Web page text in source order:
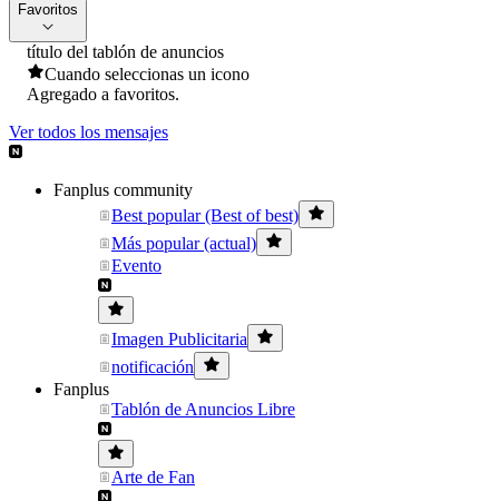
Favoritos
título del tablón de anuncios
Cuando seleccionas un icono
Agregado a favoritos.
Ver todos los mensajes
Fanplus community
Best popular (Best of best)
Más popular (actual)
Evento
Imagen Publicitaria
notificación
Fanplus
Tablón de Anuncios Libre
Arte de Fan